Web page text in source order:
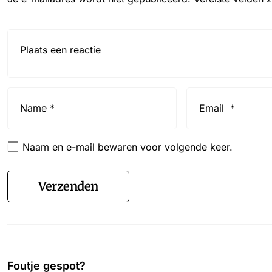
Naam en e-mail bewaren voor volgende keer.
Verzenden
Foutje gespot?